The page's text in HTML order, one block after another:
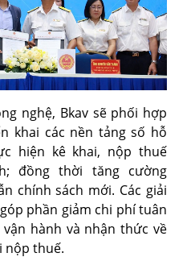
nghệ, Bkav sẽ phối hợp
khai các nền tảng số hỗ
hiện kê khai, nộp thuế
đồng thời tăng cường
chính sách mới. Các giải
phần giảm chi phí tuân
hành và nhận thức về
nộp thuế.